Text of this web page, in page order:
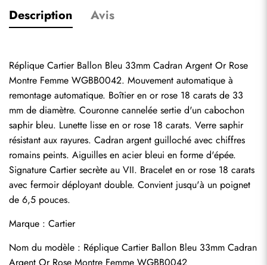
Description Avis
Réplique Cartier Ballon Bleu 33mm Cadran Argent Or Rose
Montre Femme WGBB0042. Mouvement automatique à
remontage automatique. Boîtier en or rose 18 carats de 33
mm de diamètre. Couronne cannelée sertie d'un cabochon
saphir bleu. Lunette lisse en or rose 18 carats. Verre saphir
résistant aux rayures. Cadran argent guilloché avec chiffres
romains peints. Aiguilles en acier bleui en forme d'épée.
Signature Cartier secrète au VII. Bracelet en or rose 18 carats
avec fermoir déployant double. Convient jusqu'à un poignet
de 6,5 pouces.
Marque : Cartier
Nom du modèle : Réplique Cartier Ballon Bleu 33mm Cadran